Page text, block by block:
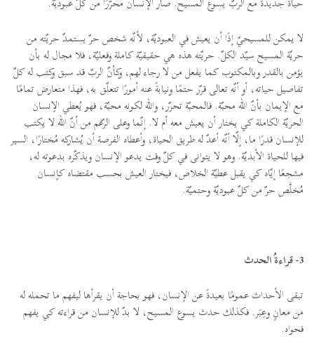
لا يمكن للمسيحيّ إذًا أن يعيش في العبوديّة، لأنّه شخص حرّ يستمدّ حريّته من
حريّة المسيح سيّد الكلّ. حريّته هذه هي حقيقيّة كاملة وفعليّة، فلا مجال له بأن
يؤمن بالقدر وبالمكتوب كما يفعل من لا رجاء لهم، وكأنّ الربّ قد سبق وكتب له كلّ
تفاصيل حياته، أو أنّه تعالى قرّر حتمًا ونيابةً عنه أمورًا تتعلّق به، فهذا متعارض تمامًا
مع الإيمان بأنّ الله محبّة. فالمحبّة تحرّر، والله لكونه محبّة، فهو يُعطي الإنسان
الحريّة الكاملة كي يختار أن يعيش معه أم لا. إنّما وعلى الرّغم من أنّ الله لا يكتب
للإنسان قدرًا ما، إلّا أنّه أعدّ له طريق الحياة، وأعطاه الفرصة أن يُشاركه مُختارًا، السير
فيها للحياة الأبديّة. وهو لا يتوانى في كلّ وقت يدعو الإنسان ويذكّره بدعوته له،
مشجعًا إيّاه كي يقبل عطيّة الخلاص، فيختار العيش بحسب مقتضاه كإنسان
مُخلَّص حرّ من كلّ عبوديّة وحتميّة.
3- قراءةُ الحدث
تبقى الأحداث عمومًا بعيدةً عن الإنسان، فهو بحاجة أن يقرأها ليفهم ما تحمله له
من معانٍ وعِبَر. فكذلك حدث يسوع المسيح، لا بدّ للإنسان من قراءته كي يفهم
فحواه.